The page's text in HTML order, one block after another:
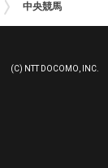
中央競馬
(C) NTT DOCOMO, INC.